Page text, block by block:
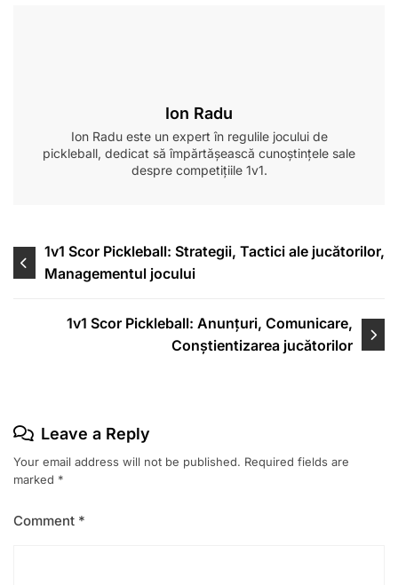
Ion Radu
Ion Radu este un expert în regulile jocului de
pickleball, dedicat să împărtășească cunoștințele sale
despre competițiile 1v1.
Post
navigation
1v1 Scor Pickleball: Strategii, Tactici ale jucătorilor,
Managementul jocului
1v1 Scor Pickleball: Anunțuri, Comunicare,
Conștientizarea jucătorilor
Leave a Reply
Your email address will not be published. Required fields are
marked *
Comment *